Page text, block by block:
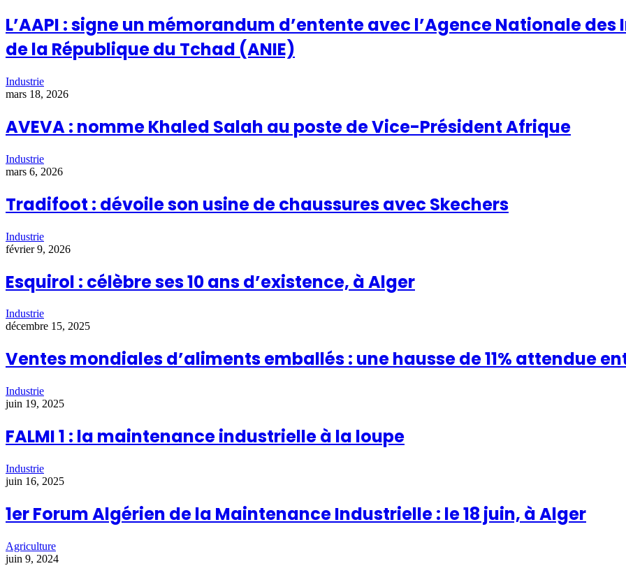
L’AAPI : signe un mémorandum d’entente avec l’Agence Nationale
de la République du Tchad (ANIE)
Industrie
mars 18, 2026
AVEVA : nomme Khaled Salah au poste de Vice-Président Afrique
Industrie
mars 6, 2026
Tradifoot : dévoile son usine de chaussures avec Skechers
Industrie
février 9, 2026
Esquirol : célèbre ses 10 ans d’existence, à Alger
Industrie
décembre 15, 2025
Ventes mondiales d’aliments emballés : une hausse de 11% attendue
Industrie
juin 19, 2025
FALMI 1 : la maintenance industrielle à la loupe
Industrie
juin 16, 2025
1er Forum Algérien de la Maintenance Industrielle : le 18 juin, à Alger
Agriculture
juin 9, 2024